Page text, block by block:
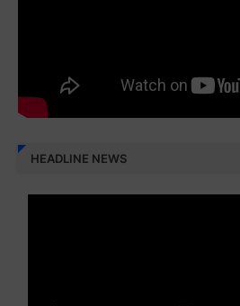
HEADLINE NEWS